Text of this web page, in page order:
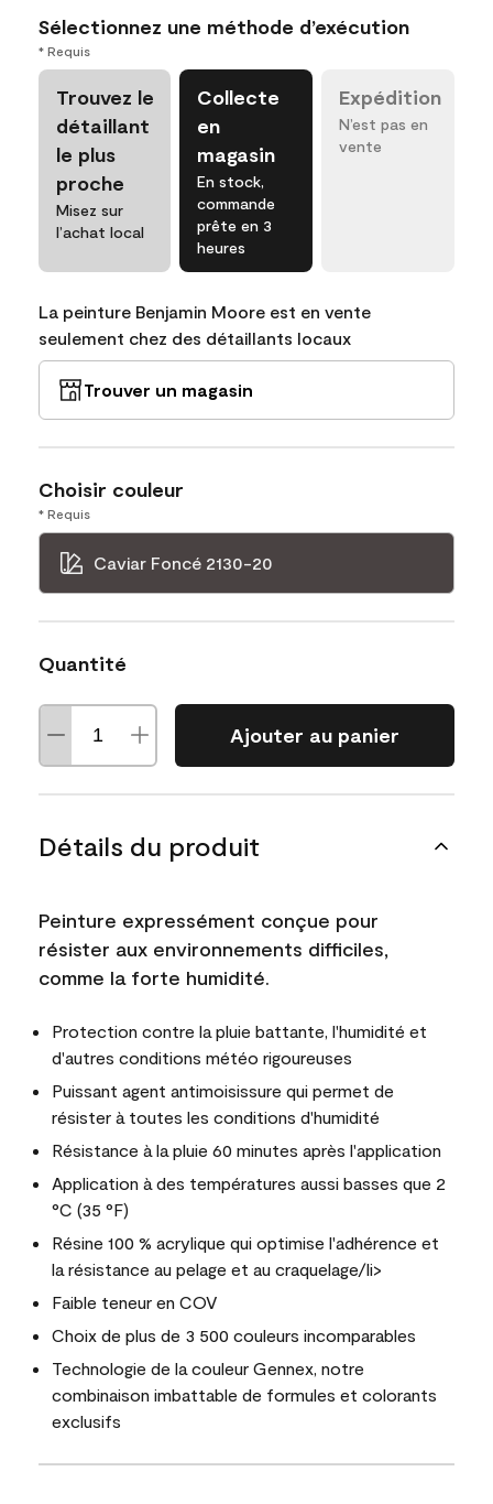
Sélectionnez une méthode d’exécution
* Requis
Trouvez le
détaillant
le plus
proche
Misez sur
l’achat local
Collecte
en
magasin
En stock,
commande
prête en 3
heures
Expédition
N’est pas en
vente
La peinture Benjamin Moore est en vente
seulement chez des détaillants locaux
Trouver un magasin
Choisir couleur
* Requis
Caviar Foncé 2130-20
Quantité
Ajouter au panier
Détails du produit
Peinture expressément conçue pour
résister aux environnements difficiles,
comme la forte humidité.
Protection contre la pluie battante, l'humidité et
d'autres conditions météo rigoureuses
Puissant agent antimoisissure qui permet de
résister à toutes les conditions d'humidité
Résistance à la pluie 60 minutes après l'application
Application à des températures aussi basses que 2
°C (35 °F)
Résine 100 % acrylique qui optimise l'adhérence et
la résistance au pelage et au craquelage/li>
Faible teneur en COV
Choix de plus de 3 500 couleurs incomparables
Technologie de la couleur Gennex, notre
combinaison imbattable de formules et colorants
exclusifs